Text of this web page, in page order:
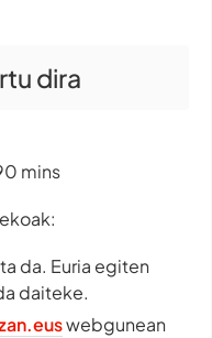
dira
mins
da. Euria egiten
daiteke.
webgunean